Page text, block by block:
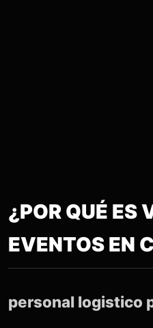
¿POR QUÉ ES
EVENTOS EN
personal logistico